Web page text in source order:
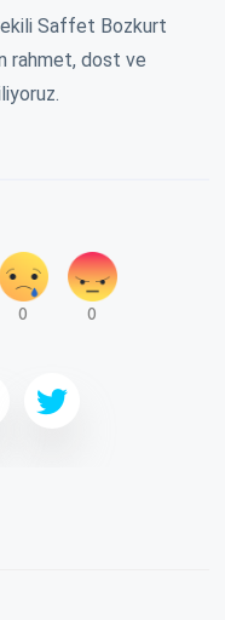
Saffet Bozkurt
rahmet, dost ve
0 0